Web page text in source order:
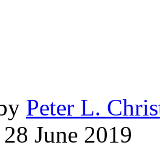
Peter L.
June 2019